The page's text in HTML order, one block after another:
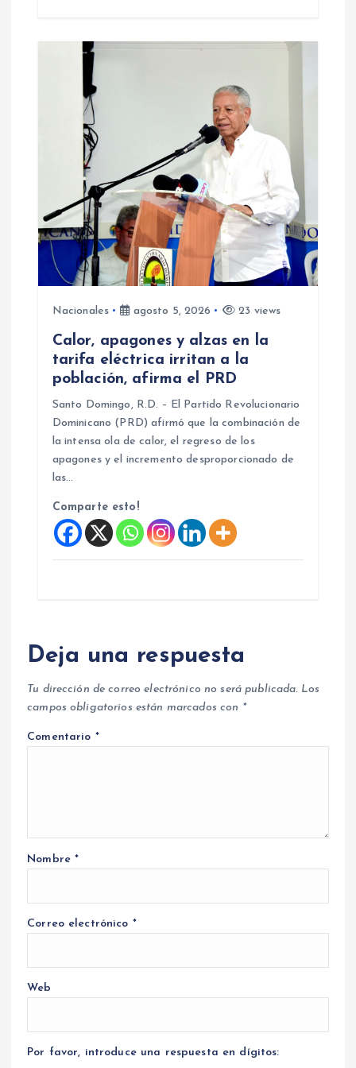
Nacionales agosto 5, 2026 23 views
Calor, apagones y alzas en la
tarifa eléctrica irritan a la
población, afirma el PRD
Santo Domingo, R.D. – El Partido Revolucionario
Dominicano (PRD) afirmó que la combinación de
la intensa ola de calor, el regreso de los
apagones y el incremento desproporcionado de
las…
Comparte esto!
Deja una respuesta
Tu dirección de correo electrónico no será publicada. Los
campos obligatorios están marcados con *
Comentario *
Nombre*
Correo electrónico *
Web
Por favor, introduce una respuesta en dígitos: